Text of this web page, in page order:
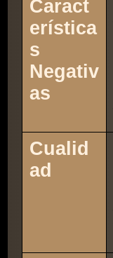
Caract
erística
s
Negativ
as
Cualid
ad